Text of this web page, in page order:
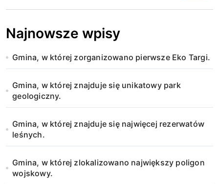
j
a
w
p
i
s
u
Najnowsze wpisy
Gmina, w której zorganizowano pierwsze Eko Targi.
Gmina, w której znajduje się unikatowy park
geologiczny.
Gmina, w której znajduje się najwięcej rezerwatów
leśnych.
Gmina, w której zlokalizowano największy poligon
wojskowy.